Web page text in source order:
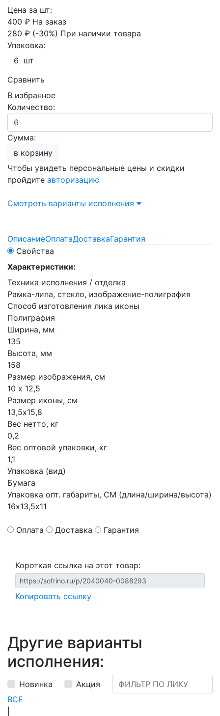
Цена за шт:
400 ₽ На заказ
280 ₽ (-30%) При наличии товара
Упаковка:
6 шт
Сравнить
В избранное
Количество:
Сумма:
в корзину
Чтобы увидеть персональные цены и скидки
пройдите авторизацию
Смотреть варианты исполнения
ОписаниеОплатаДоставкаГарантия
Свойства
Характеристики:
Техника исполнения / отделка
Рамка-липа, стекло, изображение-полиграфия
Способ изготовления лика иконы
Полиграфия
Ширина, мм
135
Высота, мм
158
Размер изображения, см
10 х 12,5
Размер иконы, см
13,5х15,8
Вес нетто, кг
0,2
Вес оптовой упаковки, кг
1,1
Упаковка (вид)
Бумага
Упаковка опт. габариты, СМ (длина/ширина/высота)
16х13,5х11
Оплата Доставка Гарантия
Короткая ссылка на этот товар:
Копировать ссылку
Другие варианты
исполнения:
Новинка
Акция
ВСЕ